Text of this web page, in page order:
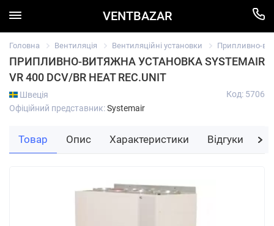
VENTBAZAR
Головна Вентиляція Вентиляційні установки Припливно-
ПРИПЛИВНО-ВИТЯЖНА УСТАНОВКА SYSTEMAIR
VR 400 DCV/BR HEAT REC.UNIT
Швеція
Офіційний представник:Systemair
Код: 5706
Товар Опис Характеристики Відгуки